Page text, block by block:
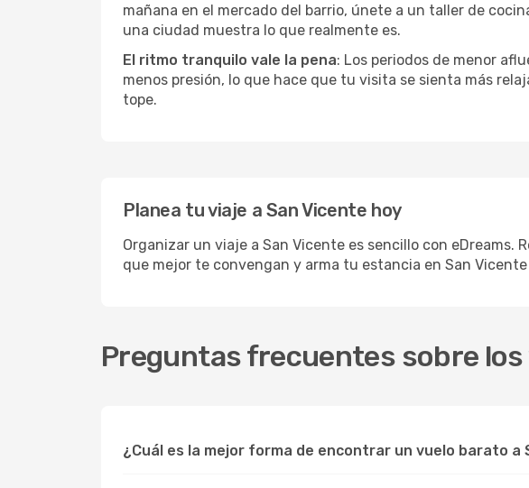
mañana en el mercado del barrio, únete a un taller de
una ciudad muestra lo que realmente es.
El ritmo tranquilo vale la pena: Los periodos de menor
menos presión, lo que hace que tu visita se sienta más
tope.
Planea tu viaje a San Vicente hoy
Organizar un viaje a San Vicente es sencillo con
que mejor te convengan y arma tu estancia en San
Preguntas frecuentes sobre los
¿Cuál es la mejor forma de encontrar un vuelo barato a